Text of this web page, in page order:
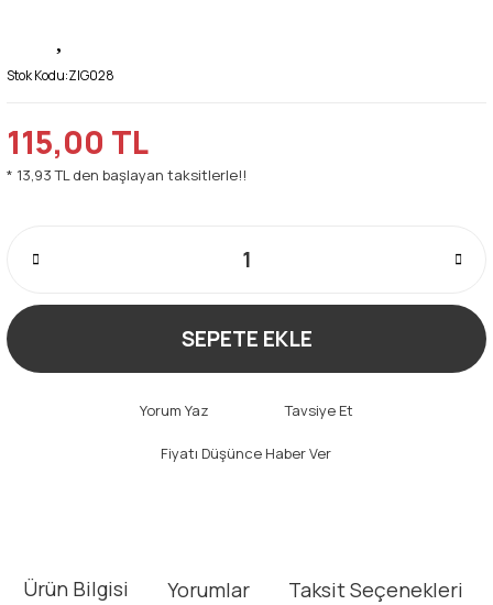
Stok Kodu:ZIG028
115,00 TL
* 13,93 TL den başlayan taksitlerle!!
SEPETE EKLE
Yorum Yaz Tavsiye Et
Fiyatı Düşünce Haber Ver
Ürün Bilgisi Yorumlar Taksit Seçenekleri